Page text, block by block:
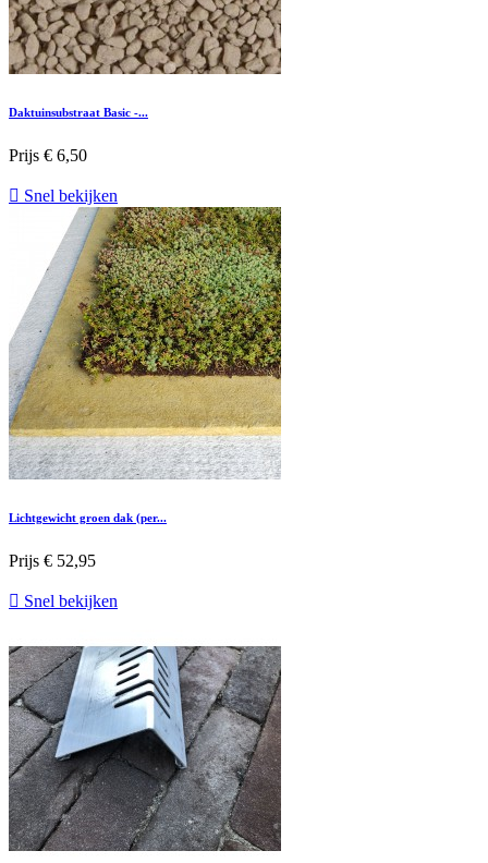
Daktuinsubstraat Basic -...
Prijs € 6,50
 Snel bekijken
Lichtgewicht groen dak (per...
Prijs € 52,95
 Snel bekijken